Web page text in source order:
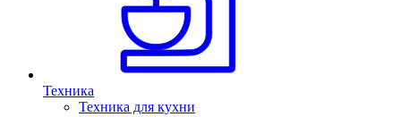
Техника
Техника для кухни